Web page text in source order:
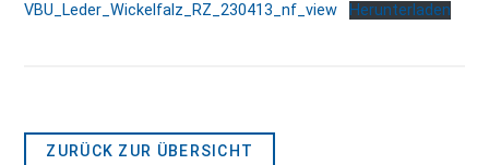
VBU_Leder_Wickelfalz_RZ_230413_nf_view Herunterladen
ZURÜCK ZUR ÜBERSICHT